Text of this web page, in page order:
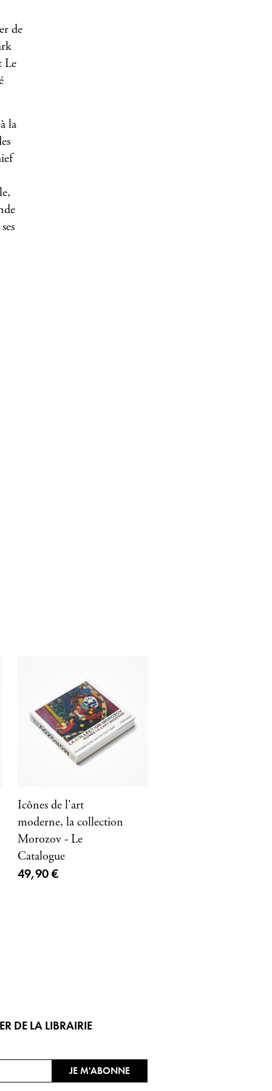
de
Le
la
Icônes de l'art
moderne, la collection
Morozov - Le
Catalogue
Prix ​​actuel
49,90 €
DE LA LIBRAIRIE